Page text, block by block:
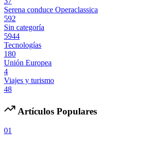
Serena conduce Operaclassica
592
Sin categoría
5944
Tecnologías
180
Unión Europea
4
Viajes y turismo
48
Artículos Populares
01